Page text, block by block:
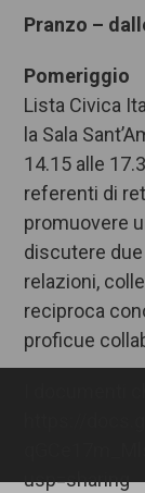
Pranzo –
Pomeriggio
Lista Civica
la Sala
14.15 alle
referenti di
promuovere
discutere
relazioni,
reciproca
proficue
usp=sharing